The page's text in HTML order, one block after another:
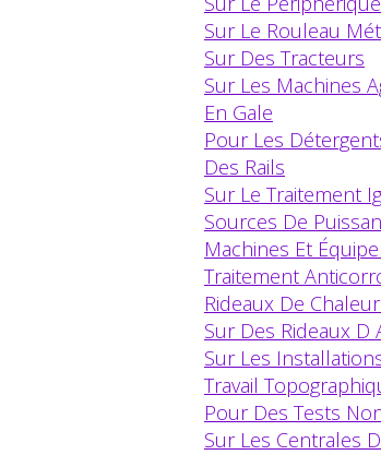
Sur Le Rouleau
Sur Des Tracteurs
Sur Les Machines
En Gale
Pour Les
Des Rails
Sur Le Traitement
Sources De
Machines Et
Traitement
Rideaux De
Sur Des Rideaux D
Sur Les
Travail
Pour Des Tests
Sur Les Centrales